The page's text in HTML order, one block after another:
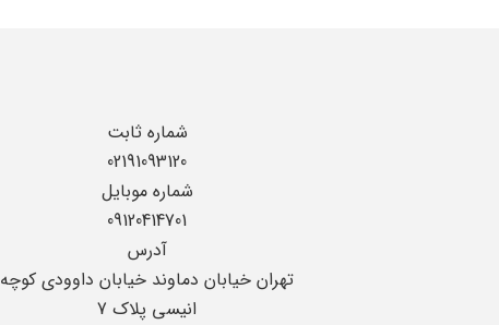
شماره ثابت
02191093120
شماره موبایل
09120414701
آدرس
تهران خیابان دماوند خیابان داوودی کوچه
انیسی پلاک 7